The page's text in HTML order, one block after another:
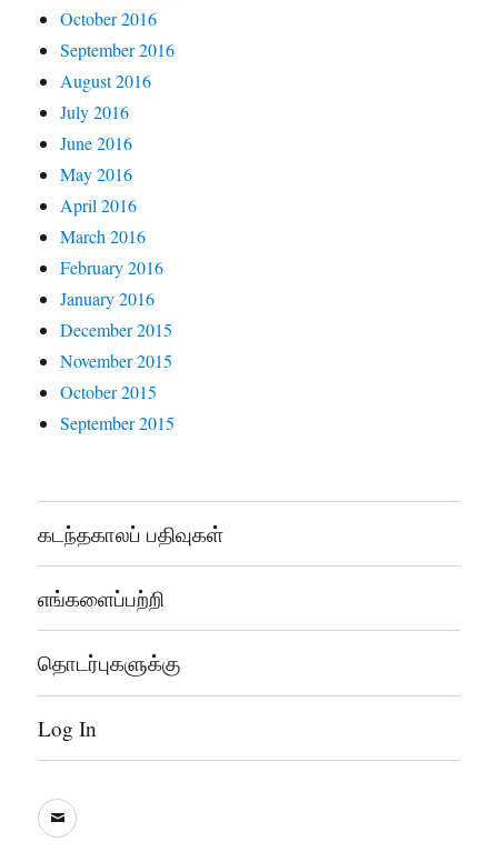
October 2016
September 2016
August 2016
July 2016
June 2016
May 2016
April 2016
March 2016
February 2016
January 2016
December 2015
November 2015
October 2015
September 2015
கடந்தகாலப் பதிவுகள்
எங்களைப்பற்றி
தொடர்புகளுக்கு
Log In
sooddram@gmail.com